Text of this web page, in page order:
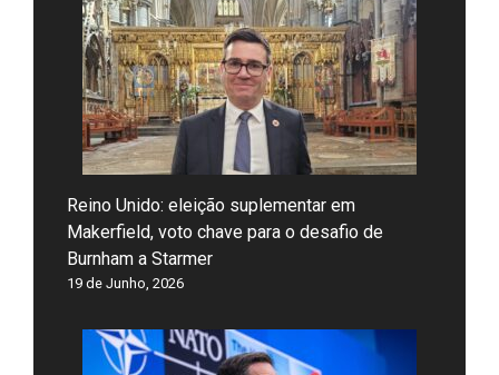
Reino Unido: eleição suplementar em
Makerfield, voto chave para o desafio de
Burnham a Starmer
19 de Junho, 2026